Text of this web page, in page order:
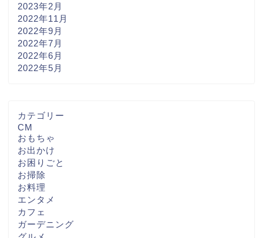
2023年2月
2022年11月
2022年9月
2022年7月
2022年6月
2022年5月
カテゴリー
CM
おもちゃ
お出かけ
お困りごと
お掃除
お料理
エンタメ
カフェ
ガーデニング